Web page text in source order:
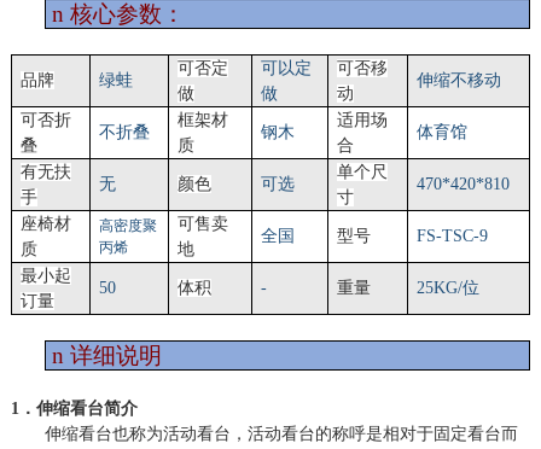
n 核心参数：
品牌 绿蛙
可否定
做
可以定
做
可否移
动
伸缩不移动
可否折
叠
不折叠
框架材
质
钢木
适用场
合
体育馆
有无扶
手
无 颜色 可选
单个尺
寸
470*420*810
座椅材
质
高密度聚
丙烯
可售卖
地
全国 型号 FS-TSC-9
最小起
订量
50 体积 - 重量 25KG/位
n 详细说明
1．伸缩看台简介
伸缩看台也称为活动看台，活动看台的称呼是相对于固定看台而